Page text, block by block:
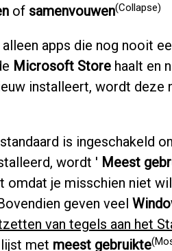
of samenvouwen(Collapse)
apps die nog nooit
Microsoft Storehaalt en
installeert, wordt deze
is ingeschakeld
wordt ' Meest
omdat je misschien niet
geven veel
van tegels aan het
met meest gebruikte